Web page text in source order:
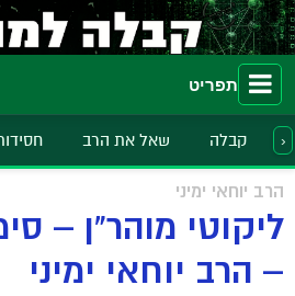
תפריט
קבלה שאל את הרב ›
הרב יוחאי ימיני
ליקוטי מוהר"ן –
– הרב יוחאי ימיני